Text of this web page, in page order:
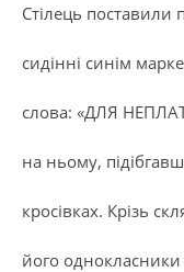
Стілець поставили
сидінні синім
слова: «ДЛЯ
на ньому,
кросівках. Крізь
його